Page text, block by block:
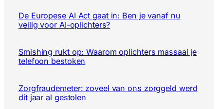
De Europese AI Act gaat in: Ben je vanaf nu
veilig voor AI-oplichters?
Smishing rukt op: Waarom oplichters massaal je
telefoon bestoken
Zorgfraudemeter: zoveel van ons zorggeld werd
dít jaar al gestolen